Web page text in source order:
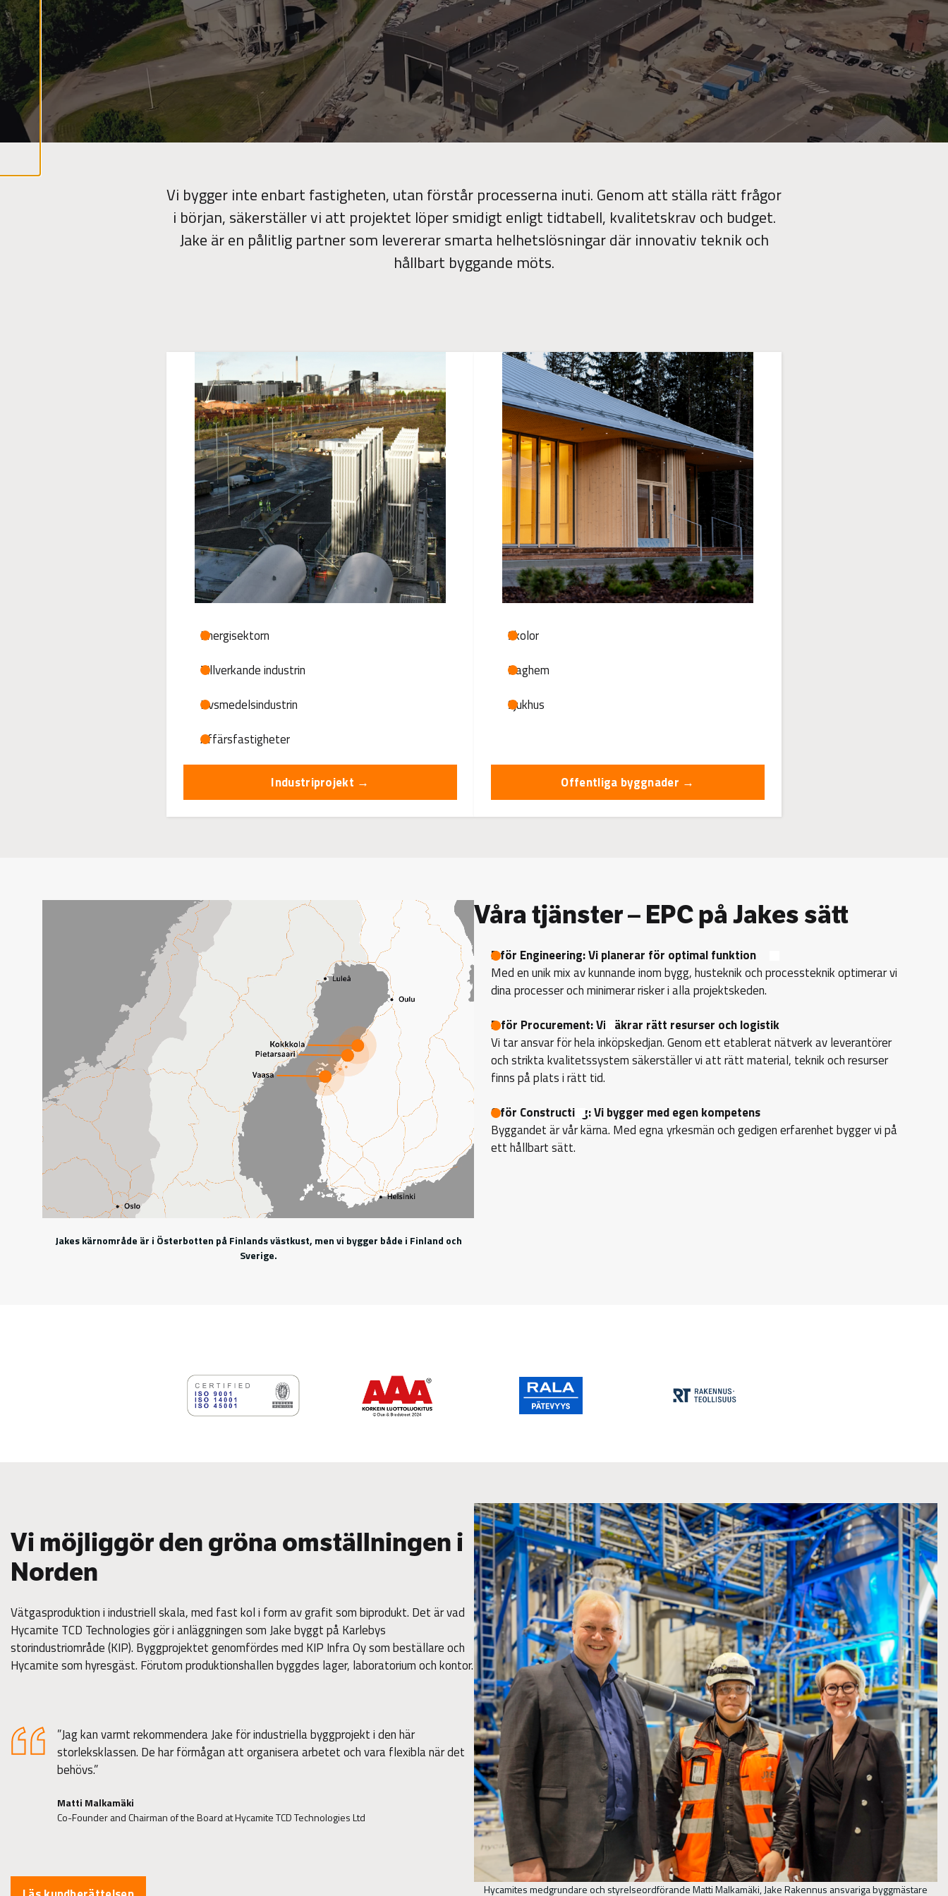
a
a
l
a
c
k
i
e
Vi bygger inte enbart fastigheten, utan förstår processerna inuti. Genom att ställa rätt frågor
i början, säkerställer vi att projektet löper smidigt enligt tidtabell, kvalitetskrav och budget.
Jake är en pålitlig partner som levererar smarta helhetslösningar där innovativ teknik och
hållbart byggande möts.
Energisektorn
Tillverkande industrin
Livsmedelsindustrin
Affärsfastigheter
Industriprojekt →
Skolor
Daghem
Sjukhus
Offentliga byggnader →
Jakes kärnområde är i Österbotten på Finlands västkust, men vi bygger både i Finland och
Sverige.
Våra tjänster – EPC på Jakes sätt
E för Engineering: Vi planerar för optimal funktion
Med en unik mix av kunnande inom bygg, husteknik och processteknik optimerar vi
dina processer och minimerar risker i alla projektskeden.
P för Procurement: Vi säkrar rätt resurser och logistik
Vi tar ansvar för hela inköpskedjan. Genom ett etablerat nätverk av leverantörer
och strikta kvalitetssystem säkerställer vi att rätt material, teknik och resurser
finns på plats i rätt tid.
C för Constructing: Vi bygger med egen kompetens
Byggandet är vår kärna. Med egna yrkesmän och gedigen erfarenhet bygger vi på
ett hållbart sätt.
Vi möjliggör den gröna omställningen i
Norden
Vätgasproduktion i industriell skala, med fast kol i form av grafit som biprodukt. Det är vad
Hycamite TCD Technologies gör i anläggningen som Jake byggt på Karlebys
storindustriområde (KIP). Byggprojektet genomfördes med KIP Infra Oy som beställare och
Hycamite som hyresgäst. Förutom produktionshallen byggdes lager, laboratorium och kontor.
”Jag kan varmt rekommendera Jake för industriella byggprojekt i den här
storleksklassen. De har förmågan att organisera arbetet och vara flexibla när det
behövs.”
Matti Malkamäki
Co-Founder and Chairman of the Board at Hycamite TCD Technologies Ltd
Hycamites medgrundare och styrelseordförande Matti Malkamäki, Jake Rakennus ansvariga byggmästare